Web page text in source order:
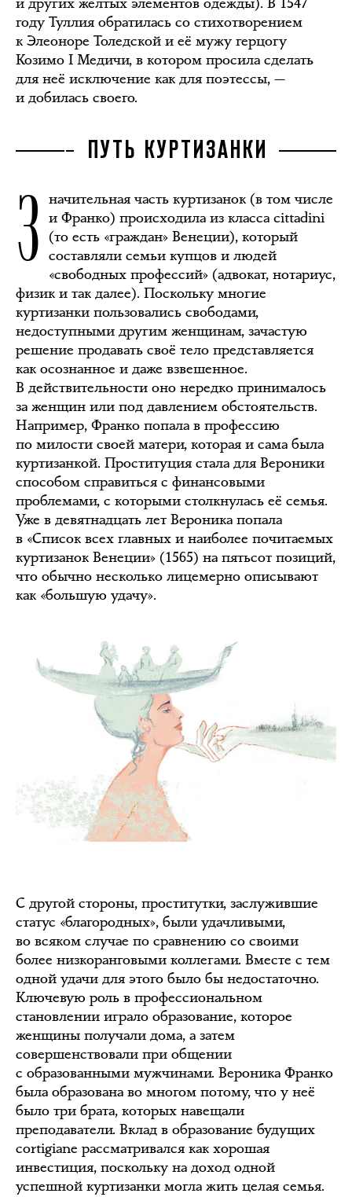
году Туллия обратилась со стихотворением
к Элеоноре Толедской и её мужу герцогу
Козимо I Медичи, в котором просила сделать
для неё исключение как для поэтессы, —
и добилась своего.
ПУТЬ КУРТИЗАНКИ
З начительная часть куртизанок (в том числе
и Франко) происходила из класса cittadini
(то есть «граждан» Венеции), который
составляли семьи купцов и людей
«свободных профессий» (адвокат, нотариус,
физик и так далее). Поскольку многие
куртизанки пользовались свободами,
недоступными другим женщинам, зачастую
решение продавать своё тело представляется
как осознанное и даже взвешенное.
В действительности оно нередко принималось
за женщин или под давлением обстоятельств.
Например, Франко попала в профессию
по милости своей матери, которая и сама была
куртизанкой. Проституция стала для Вероники
способом справиться с финансовыми
проблемами, с которыми столкнулась её семья.
Уже в девятнадцать лет Вероника попала
в «Список всех главных и наиболее почитаемых
куртизанок Венеции» (1565) на пятьсот позиций,
что обычно несколько лицемерно описывают
как «большую удачу».
С другой стороны, проститутки, заслужившие
статус «благородных», были удачливыми,
во всяком случае по сравнению со своими
более низкоранговыми коллегами. Вместе с тем
одной удачи для этого было бы недостаточно.
Ключевую роль в профессиональном
становлении играло образование, которое
женщины получали дома, а затем
совершенствовали при общении
с образованными мужчинами. Вероника Франко
была образована во многом потому, что у неё
было три брата, которых навещали
преподаватели. Вклад в образование будущих
сortigiane рассматривался как хорошая
инвестиция, поскольку на доход одной
успешной куртизанки могла жить целая семья.